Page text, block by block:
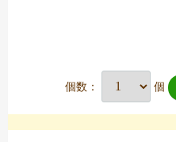
個数： 個